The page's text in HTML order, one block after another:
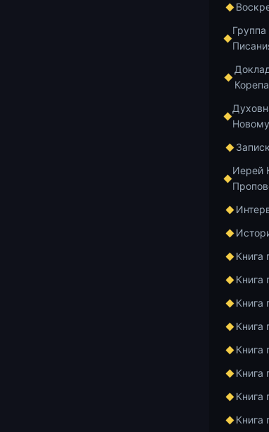
Иерей
Книга
Книга
Книга
Книга
Книга
Книга
Книга
Книга
Курс
1 мин